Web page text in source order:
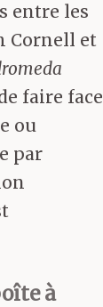
entre les
Cornell et
faire face
ou
par
à